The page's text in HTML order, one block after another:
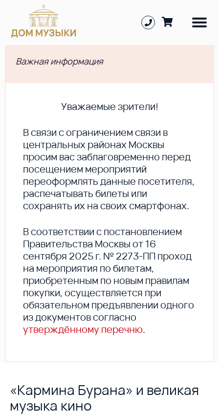
Важная информация
Уважаемые зрители!
В cвязи с ограничением связи в
центральных районах Москвы
просим вас заблаговременно перед
посещением мероприятий
переоформлять данные посетителя,
распечатывать билеты или
сохранять их на своих смартфонах.
В соответствии с постановлением
Правительства Москвы от 16
сентября 2025 г. № 2273-ПП проход
на мероприятия по билетам,
приобретенным по новым правилам
покупки, осуществляется при
обязательном предъявлении одного
из документов согласно
утверждённому перечню.
«Кармина Бурана» и великая
музыка кино